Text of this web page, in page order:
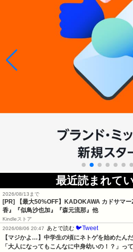
最近読まれて
2026/08/13まで
[PR]
【最大50%OFF】KADOKAWA カドサマ
香』『似鳥沙也加』『森元流那』他
Kindleストア
2026/08/06 20:47
あとで読む 🐦Tweet
【マジかよ…】中学生の頃にネトゲを始めたん
「大人になってもこんなに中身幼いの！？」っ